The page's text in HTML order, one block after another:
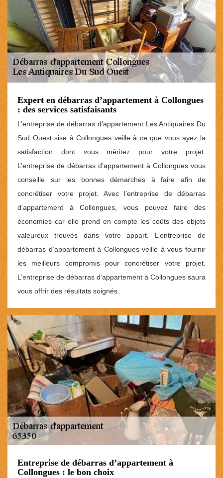
Expert en débarras d’appartement à Collongues
: des services satisfaisants
L’entreprise de débarras d’appartement Les Antiquaires Du
Sud Ouest sise à Collongues veille à ce que vous ayez la
satisfaction dont vous méritez pour votre projet.
L’entreprise de débarras d’appartement à Collongues vous
conseille sur les bonnes démarches à faire afin de
concrétiser votre projet. Avec l’entreprise de débarras
d’appartement à Collongues, vous pouvez faire des
économies car elle prend en compte les coûts des objets
valeureux trouvés dans votre appart. L’entreprise de
débarras d’appartement à Collongues veille à vous fournir
les meilleurs compromis pour concrétiser votre projet.
L’entreprise de débarras d’appartement à Collongues saura
vous offrir des résultats soignés.
Entreprise de débarras d’appartement à
Collongues : le bon choix